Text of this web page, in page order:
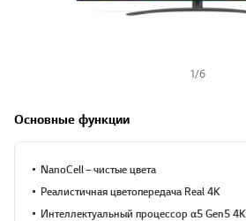
1/6
Основные функции
NanoCell – чистые цвета
Реалистичная цветопередача Real 4K
Интеллектуальный процессор α5 Gen5 4K